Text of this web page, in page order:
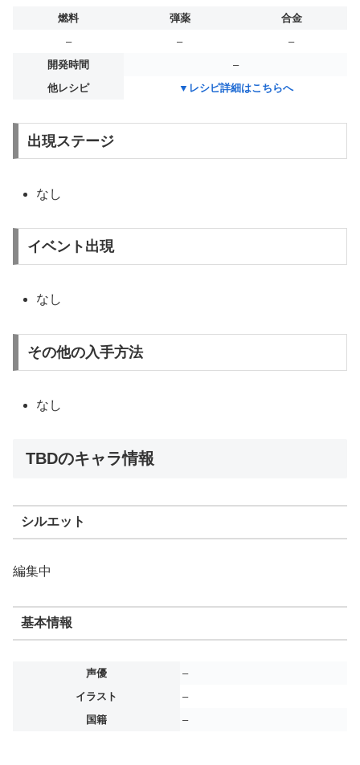
燃料 弾薬
合金
–
–
–
開発時間
–
他レシピ
▼レシピ詳細はこちらへ
出現ステージ
なし
イベント出現
なし
その他の入手方法
なし
TBDのキャラ情報
シルエット
編集中
基本情報
声優
–
イラスト
–
国籍
–